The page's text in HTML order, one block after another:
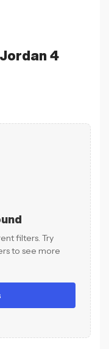
4
filters. Try
to see more